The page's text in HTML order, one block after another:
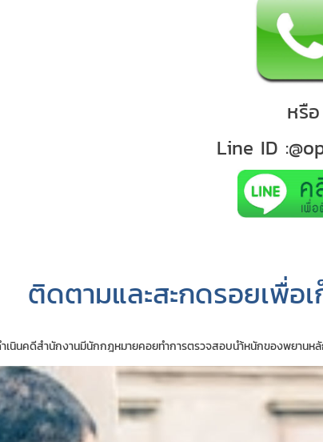
หรือ
Line ID
ติดตามและสะกดรอยเพื่
เนินคดีสำนักงานมีนักกฎหมายคอยทำการตรวจสอบนำ้หนักของพยานห